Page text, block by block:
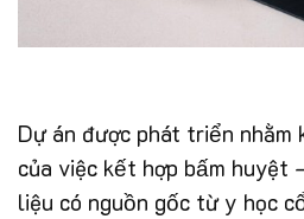
Dự án được phát triển nhằm
của việc kết hợp bấm huyệt
liệu có nguồn gốc từ y học